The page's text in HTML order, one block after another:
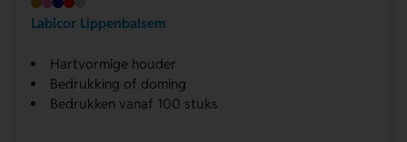
Labicor Lippenbalsem
Hartvormige houder
Bedrukking of doming
Bedrukken vanaf 100 stuks